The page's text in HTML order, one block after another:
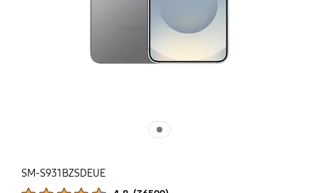
SM-S931BZSDEUE